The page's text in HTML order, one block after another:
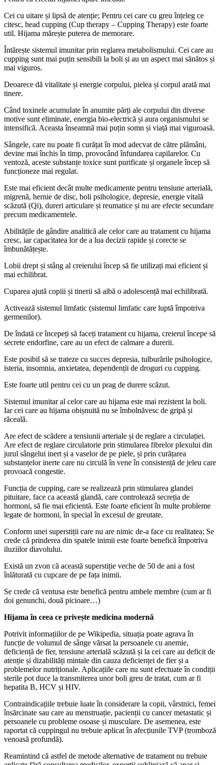
Cei cu uitare și lipsă de atenție; Pentru cei care cu greu înțeleg ce
citesc, head cupping (Cup therapy – Cupping Therapy) este foarte
util. Hijama mărește puterea de memorare.
Întărește sistemul imunitar prin reglarea metabolismului. Cei care au
cupping sunt mai puțin sensibili la boli și au un aspect mai sănătos și
mai viguros.
Deoarece dă vitalitate și energie corpului, pielea și corpul arată mai
tinere.
Când toxinele acumulate în anumite părți ale corpului din diverse
motive sunt eliminate, energia bio-electrică și aura organismului se
intensifică. Aceasta înseamnă mai puțin somn și viață mai viguroasă.
Sângele, care nu poate fi curățat în mod adecvat de către plămâni,
devine mai închis în timp, provocând înfundarea capilarelor. Cu
ventoză, aceste substanțe toxice sunt purificate și organele încep să
funcționeze mai regulat.
Este mai eficient decât multe medicamente pentru tensiune arterială,
migrenă, hernie de disc, boli psihologice, depresie, energie vitală
scăzută (Qi), dureri articulare și reumatice și nu are efecte secundare
precum medicamentele.
Abilitățile de gândire analitică ale celor care au tratament cu hijama
cresc, iar capacitatea lor de a lua decizii rapide și corecte se
îmbunătățește.
Lobii drept și stâng al creierului încep să fie utilizați mai eficient și
mai echilibrat.
Cuparea ajută copiii și tinerii să aibă o adolescență mai echilibrată.
Activează sistemul limfatic (sistemul limfatic care luptă împotriva
germenilor).
De îndată ce începeți să faceți tratament cu hijama, creierul începe să
secrete endorfine, care au un efect de calmare a durerii.
Este posibil să se trateze cu succes depresia, tulburările psihologice,
isteria, insomnia, anxietatea, dependenții de droguri cu cupping.
Este foarte util pentru cei cu un prag de durere scăzut.
Sistemul imunitar al celor care au hijama este mai rezistent la boli.
Iar cei care au hijama obișnuită nu se îmbolnăvesc de gripă și
răceală.
Are efect de scădere a tensiunii arteriale și de reglare a circulației.
Are efect de reglare circulatorie prin stimularea fibrelor plexului din
jurul sângelui inert și a vaselor de pe piele, și prin curățarea
substanțelor inerte care nu circulă în vene în consistență de jeleu care
provoacă congestie.
Funcția de cupping, care se realizează prin stimularea glandei
pituitare, face ca această glandă, care controlează secreția de
hormoni, să fie mai eficientă. Este foarte eficient în multe probleme
legate de hormoni, în special în excesul de greutate.
Conform unei superstiții care nu are nimic de-a face cu realitatea; Se
crede că prinderea din spatele inimii este foarte benefică împotriva
iluziilor diavolului.
Există un zvon că această superstiție veche de 50 de ani a fost
înlăturată cu cupcare de pe fața inimii.
Se crede că ventusa este benefică pentru ambele membre (cum ar fi
doi genunchi, două picioare…)
Hijama în ceea ce privește medicina modernă
Potrivit informațiilor de pe Wikipedia, situația poate agrava în
funcție de volumul de sânge vărsat la persoanele cu anemie,
deficiență de fier, tensiune arterială scăzută și la cei care au deficit de
atenție și dizabilități mintale din cauza deficienței de fier și a
problemelor nutriționale. Aplicațiile care nu sunt efectuate în condiții
sterile pot duce la transmiterea unor boli greu de tratat, cum ar fi
hepatita B, HCV și HIV.
Contraindicațiile trebuie luate în considerare la copii, vârstnici, femei
însărcinate sau care au menstruație, pacienții cu cancer metastatic și
persoanele cu probleme osoase și musculare. De asemenea, este
raportat că cuppingul nu trebuie aplicat în afecțiunile TVP (tromboză
venoasă profundă).
Reamintind că astfel de metode alternative de tratament nu trebuie